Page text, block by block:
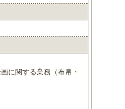
に関する業務（布帛・